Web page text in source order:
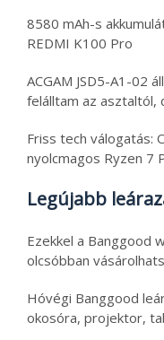
8580 mAh-s
REDMI K100 Pro
ACGAM JSD5-A1-02
felálltam az
Friss tech válogatás:
nyolcmagos Ryzen 7
Legújabb
Ezekkel a Banggood
olcsóbban
Hóvégi Banggood
okosóra, projektor,